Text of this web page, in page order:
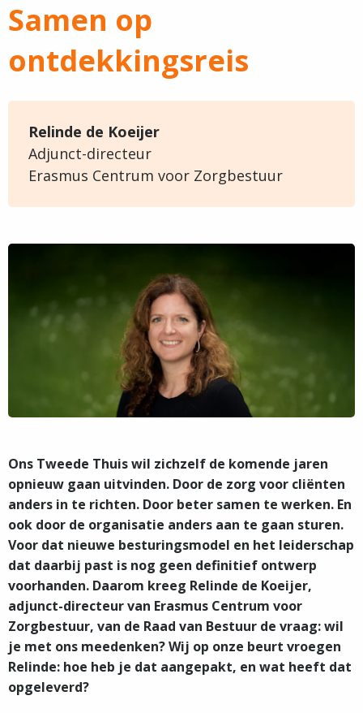
Samen op
ontdekkingsreis
Relinde de Koeijer
Adjunct-directeur
Erasmus Centrum voor Zorgbestuur
Ons Tweede Thuis wil zichzelf de komende jaren
opnieuw gaan uitvinden. Door de zorg voor cliënten
anders in te richten. Door beter samen te werken. En
ook door de organisatie anders aan te gaan sturen.
Voor dat nieuwe besturingsmodel en het leiderschap
dat daarbij past is nog geen definitief ontwerp
voorhanden. Daarom kreeg Relinde de Koeijer,
adjunct-directeur van Erasmus Centrum voor
Zorgbestuur, van de Raad van Bestuur de vraag: wil
je met ons meedenken? Wij op onze beurt vroegen
Relinde: hoe heb je dat aangepakt, en wat heeft dat
opgeleverd?